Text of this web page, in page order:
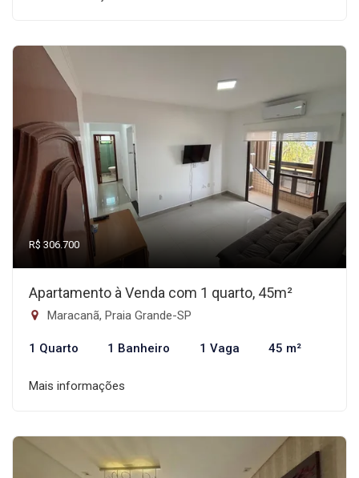
R$ 306.700
Apartamento à Venda com 1 quarto, 45m²
Maracanã, Praia Grande-SP
1 Quarto 1 Banheiro 1 Vaga 45 m²
Mais informações